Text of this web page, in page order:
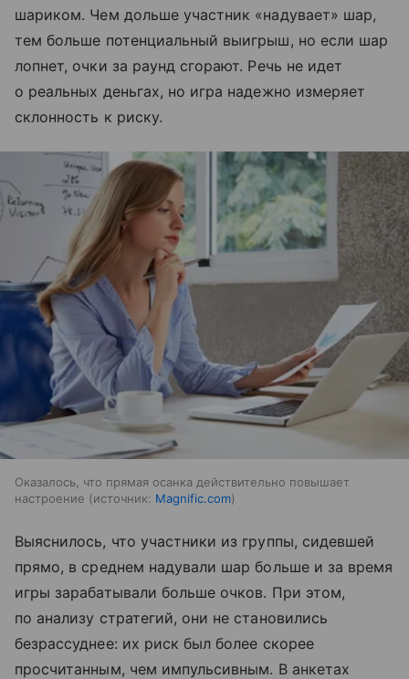
шариком. Чем дольше участник «надувает» шар,
тем больше потенциальный выигрыш, но если шар
лопнет, очки за раунд сгорают. Речь не идет
о реальных деньгах, но игра надежно измеряет
склонность к риску.
Оказалось, что прямая осанка действительно повышает
настроение
источник: Magnific.com
Выяснилось, что участники из группы, сидевшей
прямо, в среднем надували шар больше и за время
игры зарабатывали больше очков. При этом,
по анализу стратегий, они не становились
безрассуднее: их риск был более скорее
просчитанным, чем импульсивным. В анкетах